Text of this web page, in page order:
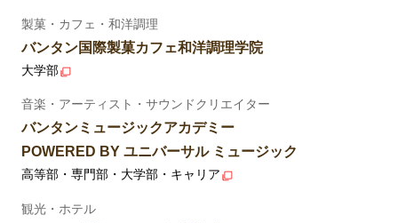
製菓・カフェ・和洋調理
バンタン国際製菓カフェ和洋調理学院
大学部
音楽・アーティスト・サウンドクリエイター
バンタンミュージックアカデミー
POWERED BY ユニバーサル ミュージック
高等部・専門部・大学部・キャリア
観光・ホテル